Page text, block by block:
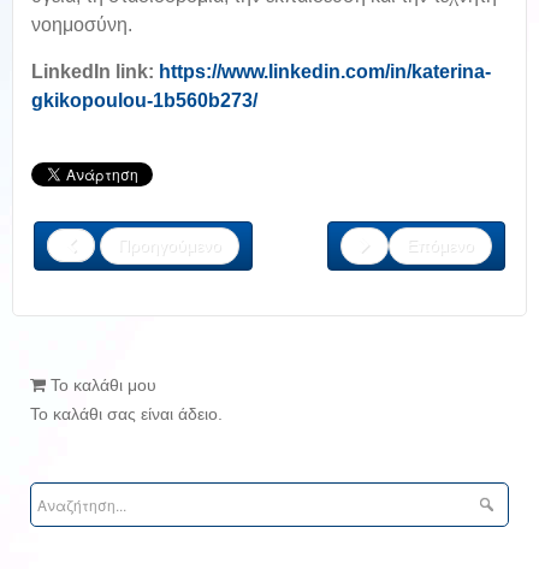
νοημοσύνη.
LinkedIn link: https://www.linkedin.com/in/katerina-
gkikopoulou-1b560b273/
Προηγούμενο Επόμενο
Το καλάθι μου
Το καλάθι σας είναι άδειο.